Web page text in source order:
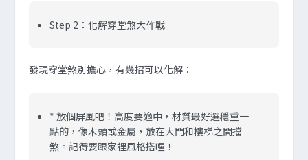
Step 2：化解穿堂煞大作戰
發現穿堂煞別擔心，有幾招可以化解：
* 放個屏風吧！高度要適中，材質最好選穩重一
點的，像木頭或金屬，放在大門和樓梯之間擋
煞。記得要跟家裡風格搭喔！